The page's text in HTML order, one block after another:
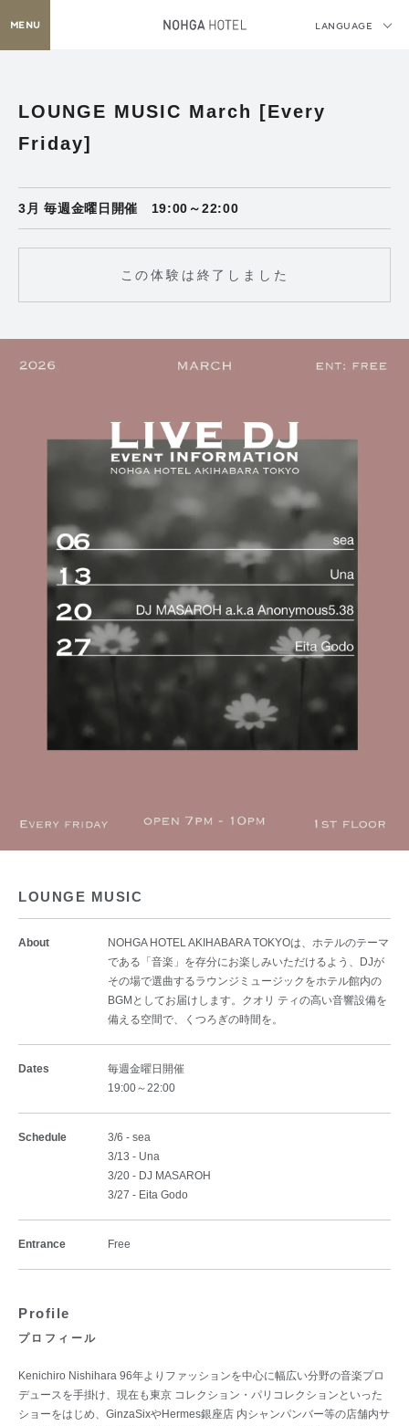
LANGUAGE
MENU
LOUNGE MUSIC March [Every
Friday]
3月 毎週金曜日開催 19:00～22:00
この体験は終了しました
LOUNGE MUSIC
About
NOHGA HOTEL AKIHABARA TOKYOは、ホテルのテーマ
である「音楽」を存分にお楽しみいただけるよう、DJが
その場で選曲するラウンジミュージックをホテル館内の
BGMとしてお届けします。クオリ ティの高い音響設備を
備える空間で、くつろぎの時間を。
Dates
毎週金曜日開催
19:00～22:00
Schedule
3/6 - sea
3/13 - Una
3/20 - DJ MASAROH
3/27 - Eita Godo
Entrance Free
Profile
プロフィール
Kenichiro Nishihara 96年よりファッションを中心に幅広い分野の音楽プロ
デュースを手掛け、現在も東京 コレクション・パリコレクションといった
ショーをはじめ、GinzaSixやHermes銀座店 内シャンパンバー等の店舗内サ